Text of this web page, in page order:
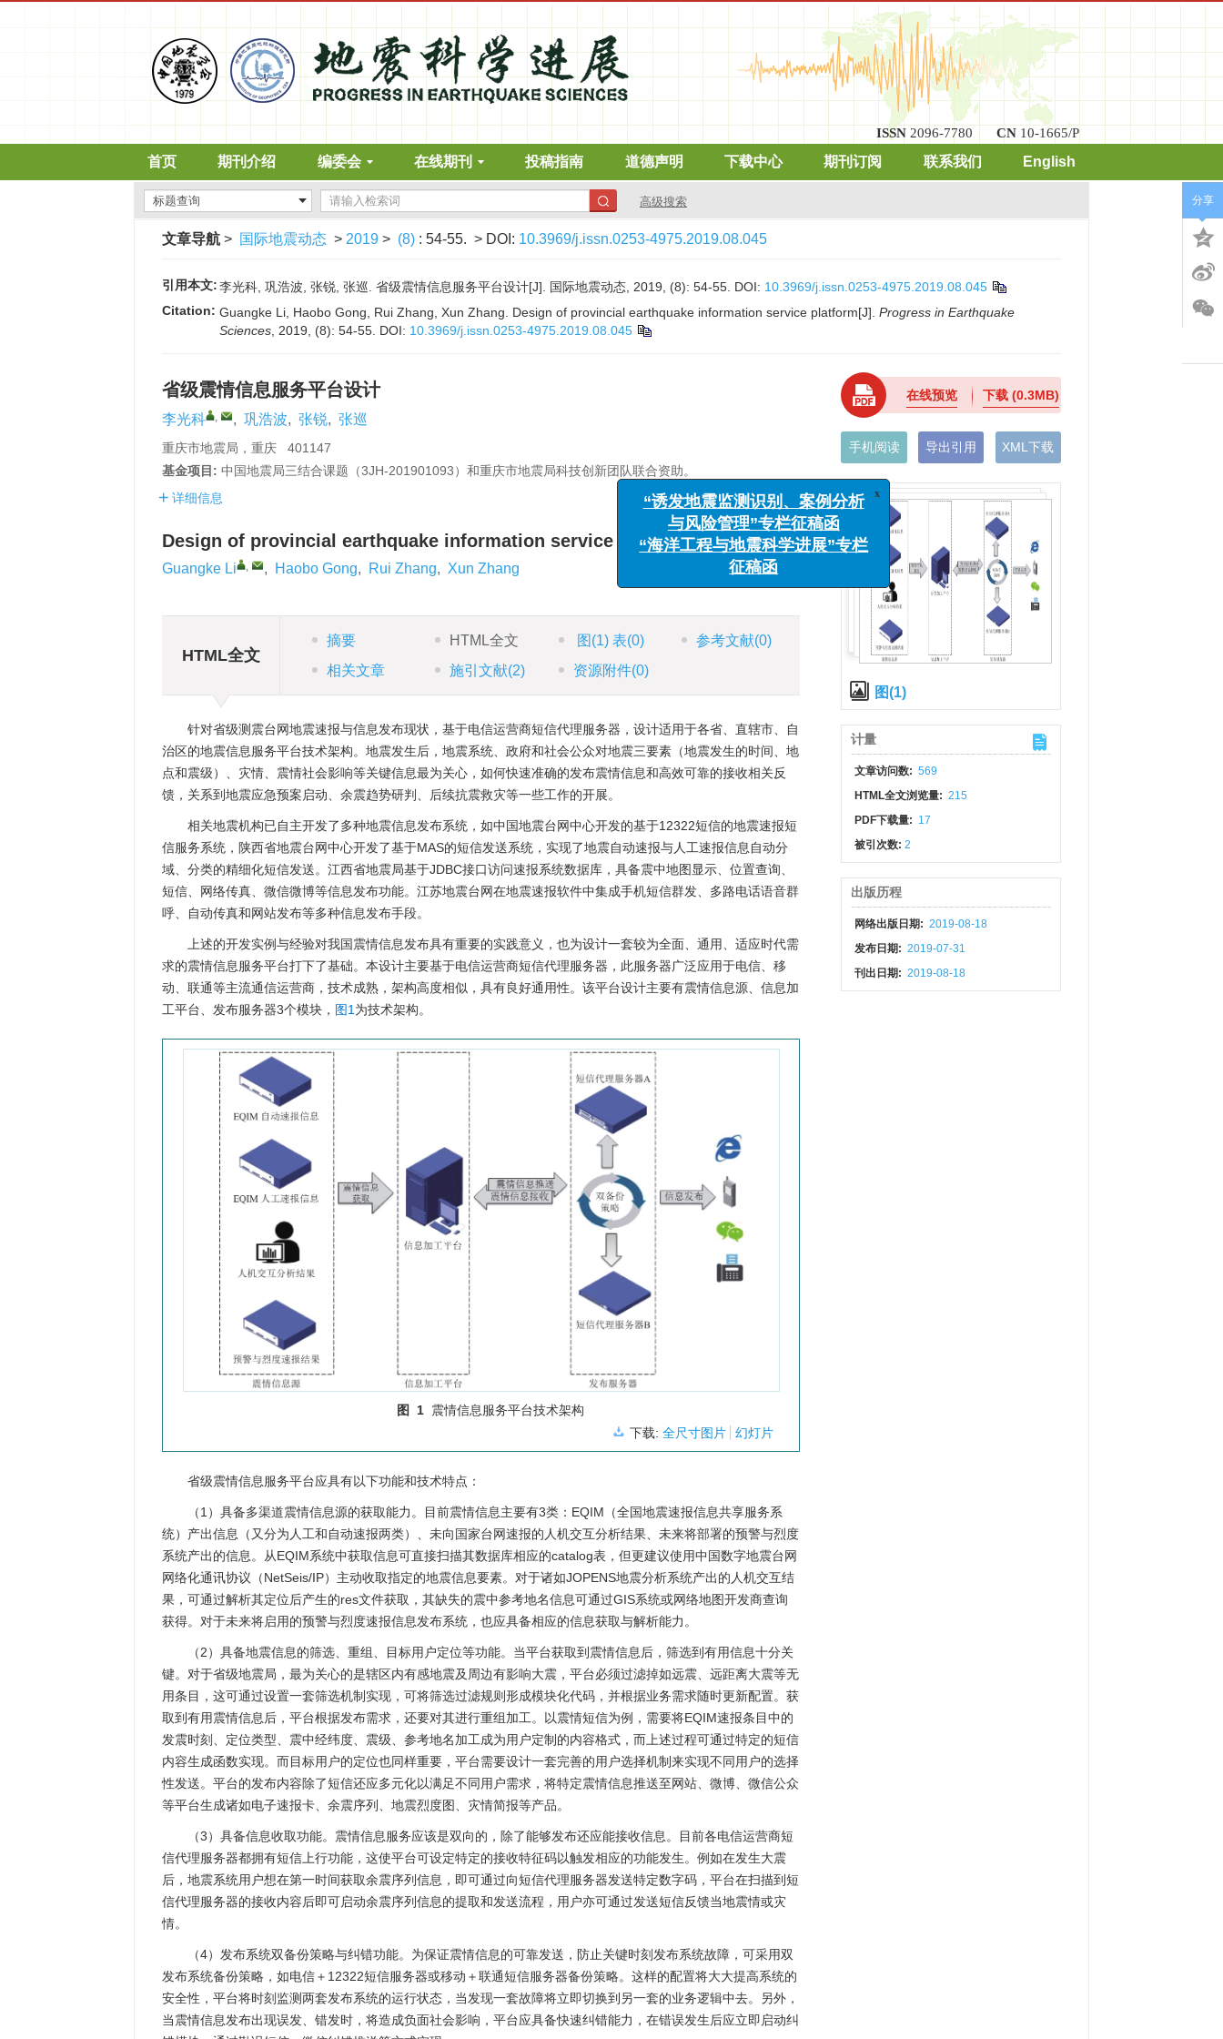
ISSN 2096-7780 CN 10-1665/P
首页 期刊介绍 编委会 在线期刊 投稿指南 道德声明 下载中心 期刊订阅 联系我们 English
高级搜索
文章导航 > 国际地震动态 > 2019 > (8) : 54-55. > DOI: 10.3969/j.issn.0253-4975.2019.08.045
引用本文:李光科, 巩浩波, 张锐, 张巡. 省级震情信息服务平台设计[J]. 国际地震动态, 2019, (8): 54-55. DOI: 10.3969/j.issn.0253-4975.2019.08.045
Citation: Guangke Li, Haobo Gong, Rui Zhang, Xun Zhang. Design of provincial earthquake information service platform[J]. Progress in Earthquake
Sciences , 2019, (8): 54-55. DOI: 10.3969/j.issn.0253-4975.2019.08.045
省级震情信息服务平台设计
李光科 , , 巩浩波, 张锐, 张巡
重庆市地震局，重庆 401147
基金项目: 中国地震局三结合课题（3JH-201901093）和重庆市地震局科技创新团队联合资助。
详细信息
Design of provincial earthquake information service platform
Guangke Li , , Haobo Gong, Rui Zhang, Xun Zhang
HTML全文
摘要 HTML全文 图 (1)表(0) 参考文献(0)
相关文章
施引文献(2) 资源附件(0)
针对省级测震台网地震速报与信息发布现状，基于电信运营商短信代理服务器，设计适用于各省、直辖市、自
治区的地震信息服务平台技术架构。地震发生后，地震系统、政府和社会公众对地震三要素（地震发生的时间、地
点和震级）、灾情、震情社会影响等关键信息最为关心，如何快速准确的发布震情信息和高效可靠的接收相关反
馈，关系到地震应急预案启动、余震趋势研判、后续抗震救灾等一些工作的开展。
相关地震机构已自主开发了多种地震信息发布系统，如中国地震台网中心开发的基于12322短信的地震速报短
信服务系统，陕西省地震台网中心开发了基于MAS的短信发送系统，实现了地震自动速报与人工速报信息自动分
域、分类的精细化短信发送。江西省地震局基于JDBC接口访问速报系统数据库，具备震中地图显示、位置查询、
短信、网络传真、微信微博等信息发布功能。江苏地震台网在地震速报软件中集成手机短信群发、多路电话语音群
呼、自动传真和网站发布等多种信息发布手段。
上述的开发实例与经验对我国震情信息发布具有重要的实践意义，也为设计一套较为全面、通用、适应时代需
求的震情信息服务平台打下了基础。本设计主要基于电信运营商短信代理服务器，此服务器广泛应用于电信、移
动、联通等主流通信运营商，技术成熟，架构高度相似，具有良好通用性。该平台设计主要有震情信息源、信息加
工平台、发布服务器3个模块， 图1 为技术架构。
图 1 震情信息服务平台技术架构
下载:全尺寸图片 幻灯片
省级震情信息服务平台应具有以下功能和技术特点：
（1）具备多渠道震情信息源的获取能力。目前震情信息主要有3类：EQIM（全国地震速报信息共享服务系
统）产出信息（又分为人工和自动速报两类）、未向国家台网速报的人机交互分析结果、未来将部署的预警与烈度
系统产出的信息。从EQIM系统中获取信息可直接扫描其数据库相应的catalog表，但更建议使用中国数字地震台网
网络化通讯协议（NetSeis/IP）主动收取指定的地震信息要素。对于诸如JOPENS地震分析系统产出的人机交互结
果，可通过解析其定位后产生的res文件获取，其缺失的震中参考地名信息可通过GIS系统或网络地图开发商查询
获得。对于未来将启用的预警与烈度速报信息发布系统，也应具备相应的信息获取与解析能力。
（2）具备地震信息的筛选、重组、目标用户定位等功能。当平台获取到震情信息后，筛选到有用信息十分关
键。对于省级地震局，最为关心的是辖区内有感地震及周边有影响大震，平台必须过滤掉如远震、远距离大震等无
用条目，这可通过设置一套筛选机制实现，可将筛选过滤规则形成模块化代码，并根据业务需求随时更新配置。获
取到有用震情信息后，平台根据发布需求，还要对其进行重组加工。以震情短信为例，需要将EQIM速报条目中的
发震时刻、定位类型、震中经纬度、震级、参考地名加工成为用户定制的内容格式，而上述过程可通过特定的短信
内容生成函数实现。而目标用户的定位也同样重要，平台需要设计一套完善的用户选择机制来实现不同用户的选择
性发送。平台的发布内容除了短信还应多元化以满足不同用户需求，将特定震情信息推送至网站、微博、微信公众
等平台生成诸如电子速报卡、余震序列、地震烈度图、灾情简报等产品。
（3）具备信息收取功能。震情信息服务应该是双向的，除了能够发布还应能接收信息。目前各电信运营商短
信代理服务器都拥有短信上行功能，这使平台可设定特定的接收特征码以触发相应的功能发生。例如在发生大震
后，地震系统用户想在第一时间获取余震序列信息，即可通过向短信代理服务器发送特定数字码，平台在扫描到短
信代理服务器的接收内容后即可启动余震序列信息的提取和发送流程，用户亦可通过发送短信反馈当地震情或灾
情。
（4）发布系统双备份策略与纠错功能。为保证震情信息的可靠发送，防止关键时刻发布系统故障，可采用双
发布系统备份策略，如电信＋12322短信服务器或移动＋联通短信服务器备份策略。这样的配置将大大提高系统的
安全性，平台将时刻监测两套发布系统的运行状态，当发现一套故障将立即切换到另一套的业务逻辑中去。另外，
当震情信息发布出现误发、错发时，将造成负面社会影响，平台应具备快速纠错能力，在错误发生后应立即启动纠
在线预览 下载(0.3MB)
手机阅读 导出引用 XML下载
图(1)
计量
文章访问数: 569
HTML全文浏览量: 215
PDF下载量: 17
被引次数:2
出版历程
网络出版日期: 2019-08-18
发布日期: 2019-07-31
刊出日期: 2019-08-18
分享
“诱发地震监测识别、案例分析
与风险管理”专栏征稿函
“海洋工程与地震科学进展”专栏